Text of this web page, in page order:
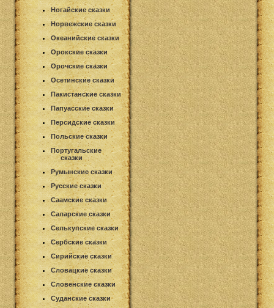
Ногайские сказки
Норвежские сказки
Океанийские сказки
Орокские сказки
Орочские сказки
Осетинские сказки
Пакистанские сказки
Папуасские сказки
Персидские сказки
Польские сказки
Португальские
сказки
Румынские сказки
Русские сказки
Саамские сказки
Саларские сказки
Селькупские сказки
Сербские сказки
Сирийские сказки
Словацкие сказки
Словенские сказки
Суданские сказки